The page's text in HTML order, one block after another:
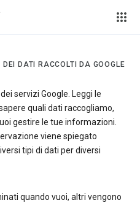
DATI RACCOLTI DA GOOGLE
servizi Google. Leggi le
quali dati raccogliamo,
gestire le tue informazioni.
viene spiegato
tipi di dati per diversi
quando vuoi, altri vengono